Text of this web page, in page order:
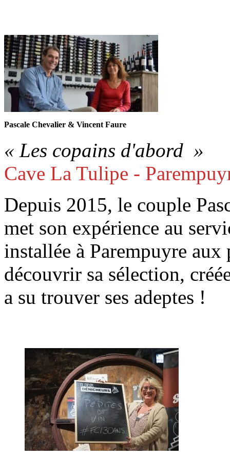
Pascale Chevalier & Vincent Faure
« Les copains d'abord »
Cave La Tulipe -
Depuis 2015, le couple
met son expérience au
installée à Parempuyre
découvrir sa sélection,
a su trouver ses adeptes !